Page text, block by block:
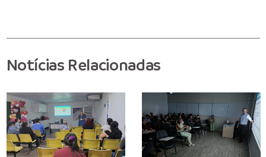
Notícias Relacionadas